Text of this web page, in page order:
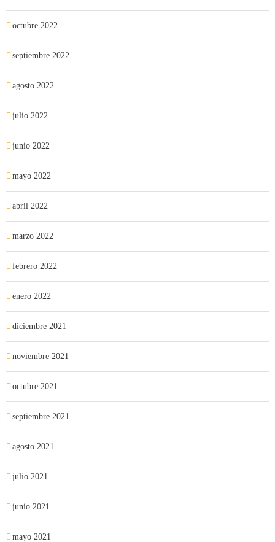
octubre 2022
septiembre 2022
agosto 2022
julio 2022
junio 2022
mayo 2022
abril 2022
marzo 2022
febrero 2022
enero 2022
diciembre 2021
noviembre 2021
octubre 2021
septiembre 2021
agosto 2021
julio 2021
junio 2021
mayo 2021